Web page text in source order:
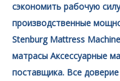
сэкономить рабочую
производственные
Stenburg Mattress
матрасы Аксессуарные
поставщика. Все